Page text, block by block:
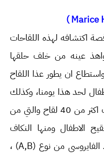
اكتشافه لهذه اللقاحات
عينه من خلف حلقها
ان يطور عذا اللقاح
لحد هذا يومنا، وكذلك
طور العديد من اللقاحات مايقارب اكثر من 40 لقاح والتي من
الاطفال ومنها النكاف
والحصبه والسحايا والتهاب الكبد الفايروسي من نوع (A,B) ،